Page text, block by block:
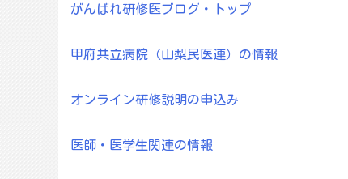
がんばれ研修医ブログ・トップ
甲府共立病院（山梨民医連）の情報
オンライン研修説明の申込み
医師・医学生関連の情報